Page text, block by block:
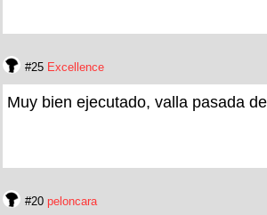
#25 Excellence
Muy bien ejecutado, valla pasada
#20 peloncara